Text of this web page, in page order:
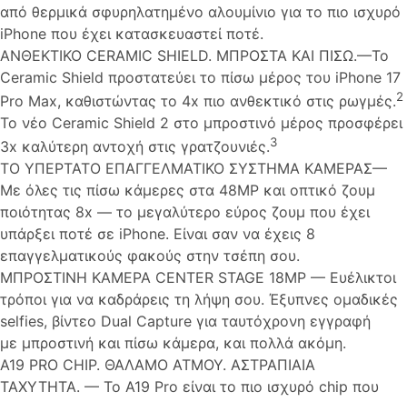
από θερμικά σφυρηλατημένο αλουμίνιο για το πιο ισχυρό
iPhone που έχει κατασκευαστεί ποτέ.
ΑΝΘΕΚΤΙΚΟ CERAMIC SHIELD. ΜΠΡΟΣΤΑ ΚΑΙ ΠΙΣΩ.—Το
Ceramic Shield προστατεύει το πίσω μέρος του iPhone 17
Pro Max, καθιστώντας το 4x πιο ανθεκτικό στις ρωγμές.2
Το νέο Ceramic Shield 2 στο μπροστινό μέρος προσφέρει
3x καλύτερη αντοχή στις γρατζουνιές.3
TO ΥΠΕΡΤΑΤΟ ΕΠΑΓΓΕΛΜΑΤΙΚΟ ΣΥΣΤΗΜΑ ΚΑΜΕΡΑΣ—
Με όλες τις πίσω κάμερες στα 48MP και οπτικό ζουμ
ποιότητας 8x — το μεγαλύτερο εύρος ζουμ που έχει
υπάρξει ποτέ σε iPhone. Είναι σαν να έχεις 8
επαγγελματικούς φακούς στην τσέπη σου.
ΜΠΡΟΣΤΙΝΗ ΚΑΜΕΡΑ CENTER STAGE 18MP — Ευέλικτοι
τρόποι για να καδράρεις τη λήψη σου. Έξυπνες ομαδικές
selfies, βίντεο Dual Capture για ταυτόχρονη εγγραφή
με μπροστινή και πίσω κάμερα, και πολλά ακόμη.
A19 PRO CHIP. ΘΑΛΑΜΟ ΑΤΜΟΥ. ΑΣΤΡΑΠΙΑΙΑ
ΤΑΧΥΤΗΤΑ. — Το A19 Pro είναι το πιο ισχυρό chip που